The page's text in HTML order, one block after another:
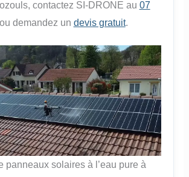
contactez SI-DRONE au 07
ou demandez un devis gratuit.
panneaux solaires à l’eau pure à